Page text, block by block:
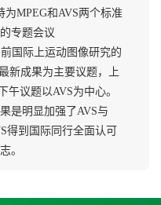
为MPEG和AVS两个标准
专题会议
前国际上运动图像研究的
新成果为主要议题，上
午议题以AVS为中心。
是明显加强了AVS与
得到国际同行全面认可
。